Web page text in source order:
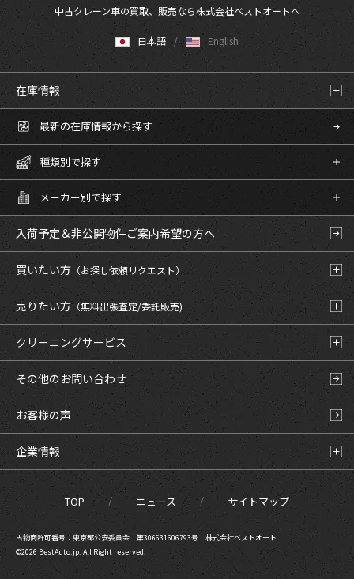
中古クレーン車の買取、販売なら株式会社ベストオートへ
日本語 English
在庫情報
最新の在庫情報から探す
種類別で探す
メーカー別で探す
入荷予定＆非公開物件ご案内希望の方へ
買いたい方 （お探し依頼リクエスト）
売りたい方（無料出張査定/委託販売)
クリーニングサービス
その他のお問い合わせ
お客様の声
企業情報
TOP ニュース サイトマップ
古物商許可番号：東京都公安委員会 第306631606793号 株式会社ベストオート
©2026 BestAuto.jp. All Right reserved.